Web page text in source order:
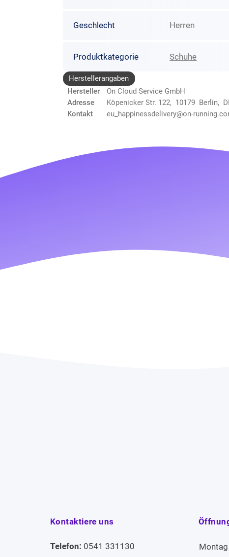
Geschlecht Herren
Produktkategorie Schuhe
Herstellerangaben
Hersteller
On Cloud Service GmbH
Adresse
Köpenicker Str. 122, 10179 Berlin,
Kontakt
eu_happinessdelivery@on-
Kontaktiere uns
Telefon: 0541 331130 Montag